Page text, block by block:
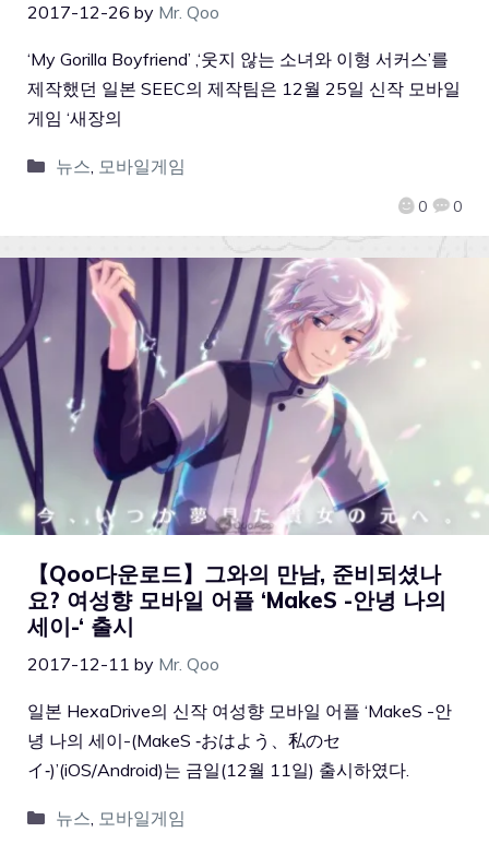
2017-12-26 by Mr. Qoo
0 0
‘My Gorilla Boyfriend’ ,‘웃지 않는 소녀와 이형 서커스’를
제작했던 일본 SEEC의 제작팀은 12월 25일 신작 모바일
게임 ‘새장의
뉴스, 모바일게임
【Qoo다운로드】그와의 만남, 준비되셨나
요? 여성향 모바일 어플 ‘MakeS -안녕 나의
세이-‘ 출시
2017-12-11 by Mr. Qoo
일본 HexaDrive의 신작 여성향 모바일 어플 ‘MakeS -안
녕 나의 세이-(MakeS ‐おはよう、私のセ
イ‐)’(iOS/Android)는 금일(12월 11일) 출시하였다.
뉴스 모바일게임